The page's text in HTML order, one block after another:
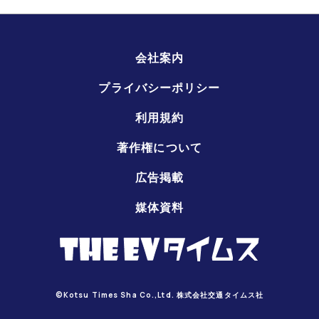
会社案内
プライバシーポリシー
利用規約
著作権について
広告掲載
媒体資料
©Kotsu Times Sha Co.,Ltd. 株式会社交通タイムス社